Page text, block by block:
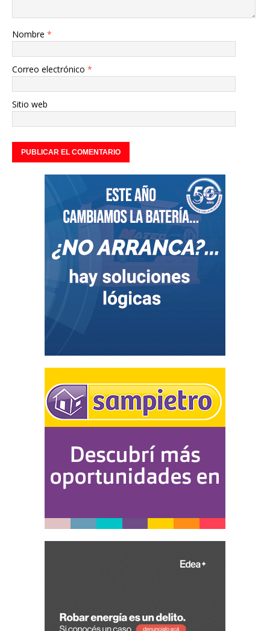
Nombre *
Correo electrónico *
Sitio web